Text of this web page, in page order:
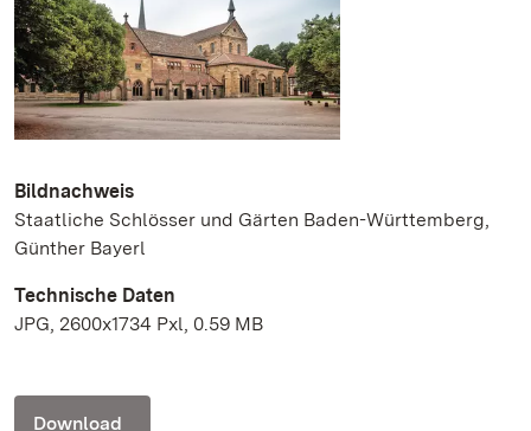
Bildnachweis
Staatliche Schlösser und Gärten Baden-Württemberg,
Günther Bayerl
Technische Daten
JPG, 2600x1734 Pxl, 0.59 MB
Download